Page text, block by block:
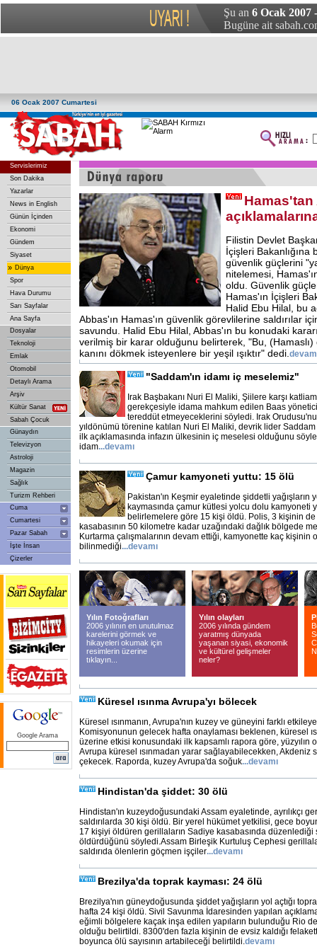
Şu an 6 Ocak 2007
Bugüne ait
06 Ocak 2007 Cumartesi
Servislerimiz
Son Dakika
Yazarlar
News in English
Günün İçinden
Ekonomi
Gündem
Siyaset
» Dünya
Spor
Hava Durumu
Sarı Sayfalar
Ana Sayfa
Dosyalar
Teknoloji
Emlak
Otomobil
Detaylı Arama
Arşiv
Kültür Sanat
Sabah Çocuk
Günaydın
Televizyon
Astroloji
Magazin
Sağlık
Turizm Rehberi
Cuma
Cumartesi
Pazar Sabah
İşte İnsan
Çizerler
Google Arama
Hamas'tan
Filistin Devlet
İçişleri Bakanlığına
güvenlik güçlerini
nitelemesi,
oldu. Güvenlik
Hamas'ın İçişleri
Halid Ebu Hilal, bu
Abbas'ın Hamas'ın güvenlik görevlilerine saldırılar için
savundu. Halid Ebu Hilal, Abbas'ın bu konudaki
verilmiş bir karar olduğunu belirterek, "Bu,
kanını dökmek isteyenlere bir yeşil ışıktır" dedi.
"Saddam'ın idamı iç meselemiz"
Irak Başbakanı Nuri El Maliki, Şiilere karşı
gerekçesiyle idama mahkum edilen Baas
tereddüt etmeyeceklerini söyledi. Irak
yıldönümü törenine katılan Nuri El Maliki, devrik lider
ilk açıklamasında infazın ülkesinin iç meselesi olduğunu
idam...devamı
Çamur kamyoneti yuttu: 15 ölü
Pakistan'ın Keşmir eyaletinde şiddetli yağışların
kaymasında çamur kütlesi yolcu dolu kamyoneti
belirlemelere göre 15 kişi öldü. Polis, 3 kişinin de
kasabasının 50 kilometre kadar uzağındaki dağlık bölgede
Kurtarma çalışmalarının devam ettiği, kamyonette kaç kişinin
bilinmediği...devamı
Yılın Fotoğrafları
2006 yılının en unutulmaz
karelerini görmek ve
hikayeleri okumak için
resimlerin üzerine
tıklayın...
Yılın olayları
2006 yılında gündem
yaratmış dünyada
yaşanan siyasi, ekonomik
ve kültürel gelişmeler
neler?
Küresel ısınma Avrupa'yı bölecek
Küresel ısınmanın, Avrupa'nın kuzey ve güneyini farklı
Komisyonunun gelecek hafta onaylaması beklenen, küresel
üzerine etkisi konusundaki ilk kapsamlı rapora göre, yüzyılın
Avrupa küresel ısınmadan yarar sağlayabilecekken, Akdeniz su
çekecek. Raporda, kuzey Avrupa'da soğuk...devamı
Hindistan'da şiddet: 30 ölü
Hindistan'ın kuzeydoğusundaki Assam eyaletinde, ayrılıkçı
saldırılarda 30 kişi öldü. Bir yerel hükümet yetkilisi, gece
17 kişiyi öldüren gerillaların Sadiye kasabasında düzenlediği
öldürdüğünü söyledi.Assam Birleşik Kurtuluş Cephesi
saldırıda ölenlerin göçmen işçiler...devamı
Brezilya'da toprak kayması: 24 ölü
Brezilya'nın güneydoğusunda şiddet yağışların yol açtığı
hafta 24 kişi öldü. Sivil Savunma İdaresinden yapılan
eğimli bölgelere kaçak inşa edilen yapıların bulunduğu Rio
olduğu belirtildi. 8300'den fazla kişinin de evsiz kaldığı
boyunca ölü sayısının artabileceği belirtildi.devamı